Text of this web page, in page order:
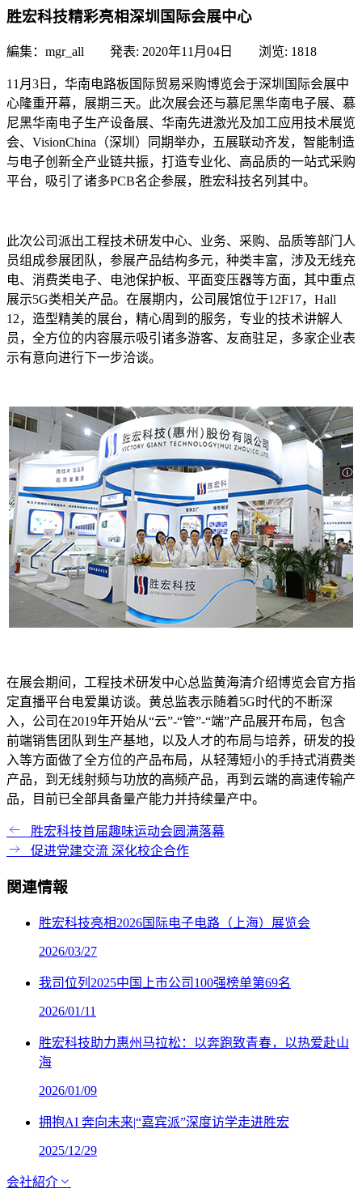
胜宏科技精彩亮相深圳国际会展中心
編集：mgr_all 発表: 2020年11月04日 浏览: 1818
11月3日，华南电路板国际贸易采购博览会于深圳国际会展中
心隆重开幕，展期三天。此次展会还与慕尼黑华南电子展、慕
尼黑华南电子生产设备展、华南先进激光及加工应用技术展览
会、VisionChina（深圳）同期举办，五展联动齐发，智能制造
与电子创新全产业链共振，打造专业化、高品质的一站式采购
平台，吸引了诸多PCB名企参展，胜宏科技名列其中。
此次公司派出工程技术研发中心、业务、采购、品质等部门人
员组成参展团队，参展产品结构多元，种类丰富，涉及无线充
电、消费类电子、电池保护板、平面变压器等方面，其中重点
展示5G类相关产品。在展期内，公司展馆位于12F17，Hall
12，造型精美的展台，精心周到的服务，专业的技术讲解人
员，全方位的内容展示吸引诸多游客、友商驻足，多家企业表
示有意向进行下一步洽谈。
在展会期间，工程技术研发中心总监黄海清介绍博览会官方指
定直播平台电爱巢访谈。黄总监表示随着5G时代的不断深
入，公司在2019年开始从“云”-“管”-“端”产品展开布局，包含
前端销售团队到生产基地，以及人才的布局与培养，研发的投
入等方面做了全方位的产品布局，从轻薄短小的手持式消费类
产品，到无线射频与功放的高频产品，再到云端的高速传输产
品，目前已全部具备量产能力并持续量产中。
胜宏科技首届趣味运动会圆满落幕
促进党建交流 深化校企合作
関連情報
胜宏科技亮相2026国际电子电路（上海）展览会
2026/03/27
我司位列2025中国上市公司100强榜单第69名
2026/01/11
胜宏科技助力惠州马拉松：以奔跑致青春，以热爱赴山
海
2026/01/09
拥抱AI 奔向未来|“嘉宾派”深度访学走进胜宏
2025/12/29
会社紹介